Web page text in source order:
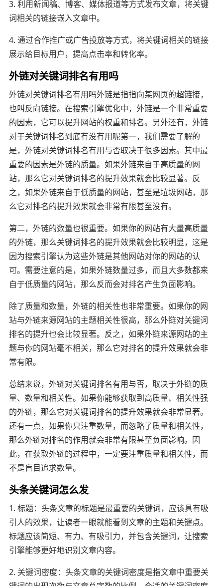
3. 利用新闻稿、博客、媒体报道等方式发布文章，将关键
词相关的链接嵌入文章中。
4. 通过合作推广或广告投放等方式，将关键词相关的链接
展示给目标用户，提高点击率和转化率。
外链对关键词排名有用吗
外链对关键词排名有用吗外链是指指向某网页的超链接，
也叫反向链接。在搜索引擎优化中，外链是一个非常重要
的因素，它可以提升网站的权重和排名。另外还有，外链
对于关键词排名到底有没有用呢第一，我们需要了解的
是，外链对关键词排名有用与否取决于很多因素。其中最
重要的因素是外链的质量。如果外链来自于高质量的网
站，那么它对关键词排名的提升效果就会比较显著。反
之，如果外链来自于低质量的网站，甚至是垃圾网站，那
么它对排名的提升效果就会非常有限甚至没有。
第二，外链的数量也很重要。如果你的网站有大量高质量
的外链，那么关键词排名的提升效果就会比较明显，这是
因为搜索引擎认为这些外链是其他网站对你的网站的认
可。需要注意的是，如果外链数量过多，而且大多数都来
自于低质量的网站，那么反而会对排名产生负面影响。
除了质量和数量，外链的相关性也非常重要。如果你的网
站与外链来源网站的主题相关性很高，那么外链对关键词
排名的提升也会比较显著。反之，如果外链来源网站的主
题与你的网站毫不相关，那么它对排名的提升效果就会非
常有限。
总结来说，外链对关键词排名有用与否，取决于外链的质
量、数量和相关性。如果你能够获取到高质量、相关性强
的外链，那么它对关键词排名的提升效果就会非常显著。
还有一点，如果你只注重数量，而忽略了质量和相关性，
那么外链对排名的作用就会非常有限甚至负面影响。因
此，在获取外链的过程中，一定要注重质量和相关性，而
不是盲目追求数量。
头条关键词怎么发
1. 标题：头条文章的标题是最重要的关键词，应该具有吸
引人的效果，让读者一眼就能看到文章的主题和关键点。
标题应该简短、有力、有吸引力，并包含关键词，让搜索
引擎能够更好地识别文章内容。
2. 关键词密度：头条文章的关键词密度是指文章中重要关